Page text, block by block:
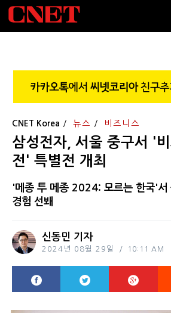
CNET Korea 뉴스 비즈니스
삼성전자, 서울 중구서 '
전' 특별전 개최
'메종 투 메종 2024: 모르는 한국'서
경험 선봬
신동민 기자
2024년 08월 29일 10:11 AM